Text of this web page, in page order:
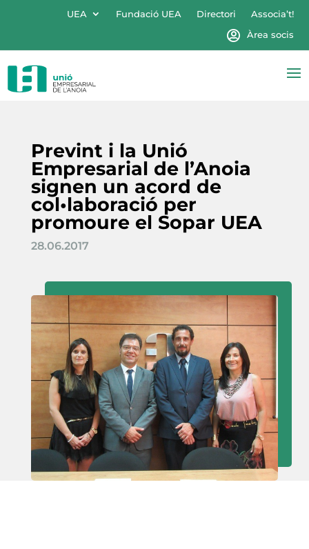
UEA Fundació UEA Directori
Associa’t!
Àrea socis
Prevint i la Unió
Empresarial de l’Anoia
signen un acord de
col•laboració per
promoure el Sopar UEA
28.06.2017